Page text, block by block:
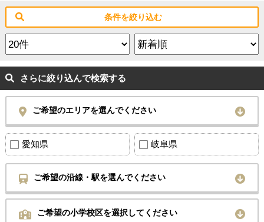
条件を絞り込む
さらに絞り込んで検索する
ご希望のエリアを選んでください
愛知県 岐阜県
ご希望の沿線・駅を選んでください
ご希望の小学校区を選択してください